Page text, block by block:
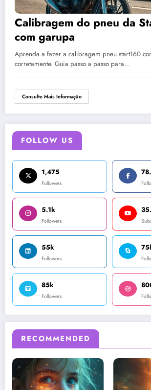
FOLLOW US
1,475
Followers
5.1k
Followers
55k
Followers
85k
Followers
RECOMMENDED
Calibragem do pneu da
com garupa
Aprenda a fazer a calibragem pneu start160
corretamente. Guia passo a passo para…
Consulte Mais Informação